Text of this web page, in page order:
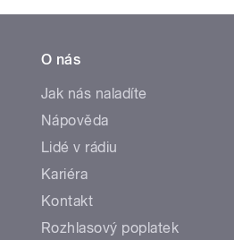
O nás
Jak nás naladíte
Nápověda
Lidé v rádiu
Kariéra
Kontakt
Rozhlasový poplatek